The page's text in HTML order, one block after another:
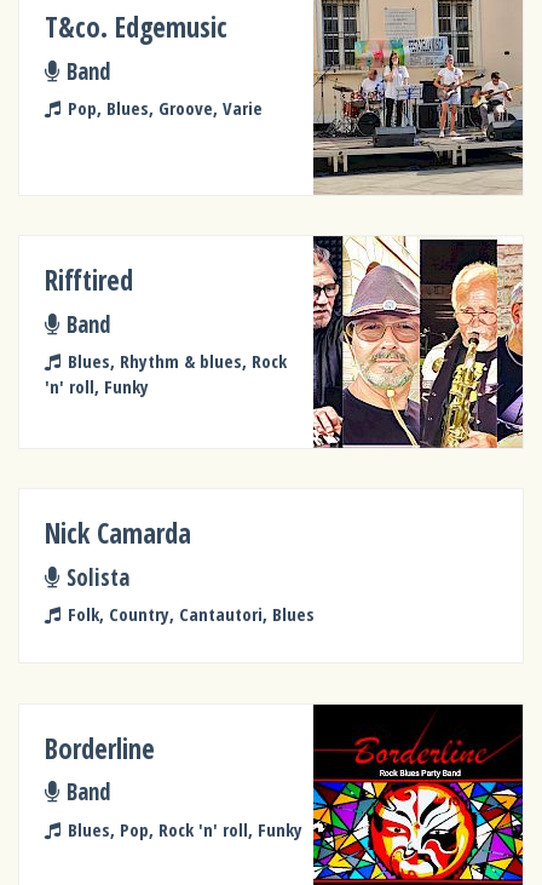
T&co. Edgemusic
Band
Pop, Blues, Groove, Varie
Rifftired
Band
Blues, Rhythm & blues, Rock
'n' roll, Funky
Nick Camarda
Solista
Folk, Country, Cantautori, Blues
Borderline
Band
Blues, Pop, Rock 'n' roll, Funky